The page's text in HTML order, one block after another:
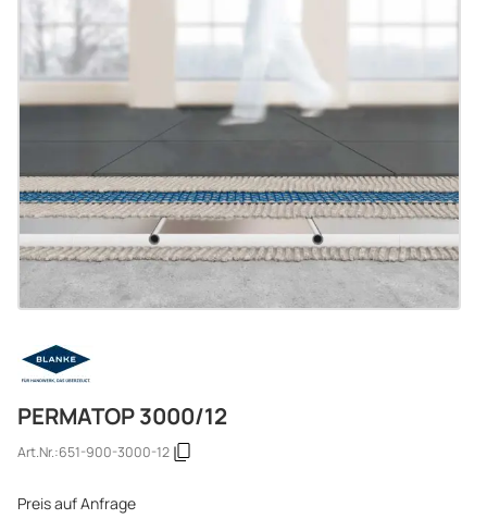
PERMATOP 3000/12
Art.Nr.:651-900-3000-12
Preis auf Anfrage